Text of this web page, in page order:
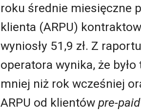
roku średnie miesięczne
klienta (ARPU)
wyniosły 51,9 zł. Z
operatora wynika, że
mniej niż rok wcześniej
ARPU od klientów pre-paid